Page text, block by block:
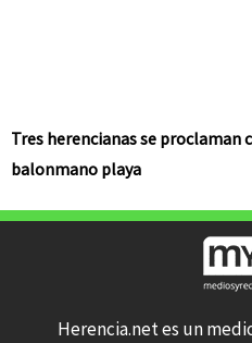
Tres herencianas se proclaman
balonmano playa
Herencia.net es un